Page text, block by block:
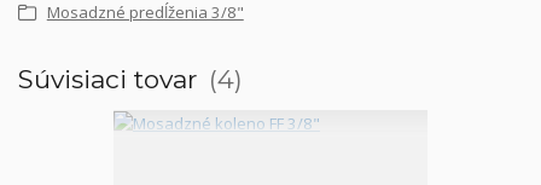
Mosadzné predĺženia 3/8"
Súvisiaci tovar 4